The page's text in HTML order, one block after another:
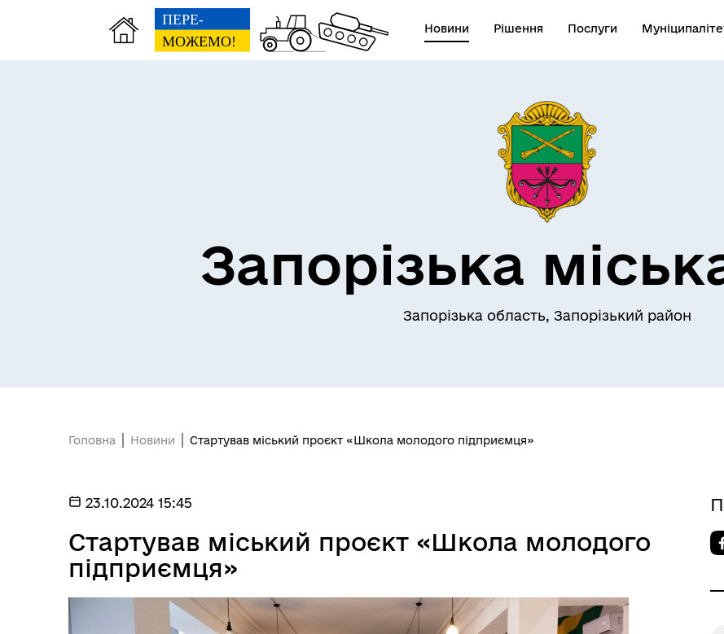
Новини Рішення Послуги
ПРО МІСТО
Запорізька
Запорізька область, Запорізький район
Головна Новини Стартував міський проєкт «Школа молодого підприємця»
23.10.2024 15:45
Стартував міський проєкт «Школа молодого
підприємця»